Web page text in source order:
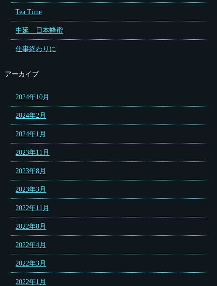
Tea Time
中延 日本蜂蜜
仕事終わりに
アーカイブ
2024年10月
2024年2月
2024年1月
2023年11月
2023年8月
2023年3月
2022年11月
2022年8月
2022年4月
2022年3月
2022年1月